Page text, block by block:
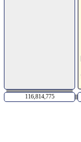
116,814,775